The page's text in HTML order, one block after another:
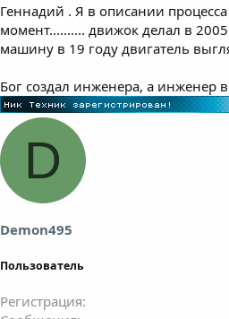
Геннадий . Я в описании
момент.......... движок делал в
машину в 19 году двигатель
Бог создал инженера, а инженер
D
Demon495
Пользователь
Регистрация